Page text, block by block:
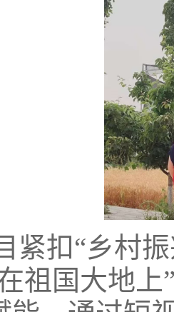
紧扣“乡村
祖国大地